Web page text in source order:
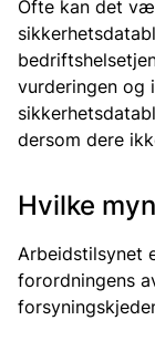
Ofte kan det
vurderingen og
dersom dere
Hvilke
Arbeidstilsynet
forordningens